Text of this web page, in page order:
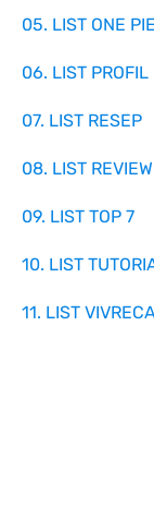
05. LIST ONE
06. LIST PROFIL
07. LIST RESEP
08. LIST
09. LIST TOP 7
10. LIST
11. LIST